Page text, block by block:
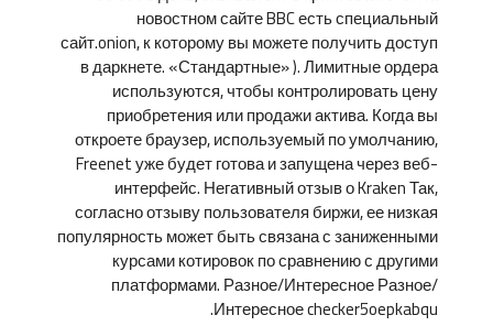
новостном сайте BBC есть специальный
сайт.onion, к которому вы можете получить доступ
в даркнете. «Стандартные» ). Лимитные ордера
используются, чтобы контролировать цену
приобретения или продажи актива. Когда вы
откроете браузер, используемый по умолчанию,
Freenet уже будет готова и запущена через веб-
интерфейс. Негативный отзыв о Kraken Так,
согласно отзыву пользователя биржи, ее низкая
популярность может быть связана с заниженными
курсами котировок по сравнению с другими
платформами. Разное/Интересное Разное/
Интересное checker5oepkabqu.